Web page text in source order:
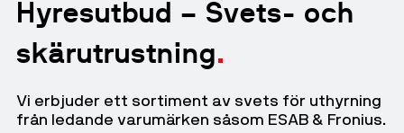
Hyresutbud – Svets- och
skärutrustning
Vi erbjuder ett sortiment av svets för uthyrning
från ledande varumärken såsom ESAB & Fronius.